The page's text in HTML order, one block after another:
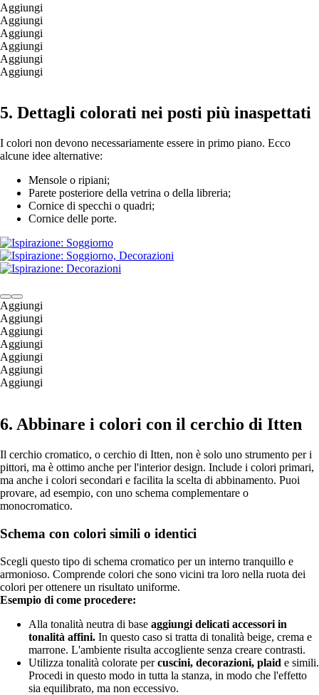
Aggiungi
Aggiungi
Aggiungi
Aggiungi
Aggiungi
Aggiungi
5. Dettagli colorati nei posti più inaspettati
I colori non devono necessariamente essere in primo piano. Ecco
alcune idee alternative:
Mensole o ripiani;
Parete posteriore della vetrina o della libreria;
Cornice di specchi o quadri;
Cornice delle porte.
Aggiungi
Aggiungi
Aggiungi
Aggiungi
Aggiungi
Aggiungi
Aggiungi
6. Abbinare i colori con il cerchio di Itten
Il cerchio cromatico, o cerchio di Itten, non è solo uno strumento per i
pittori, ma è ottimo anche per l'interior design. Include i colori primari,
ma anche i colori secondari e facilita la scelta di abbinamento. Puoi
provare, ad esempio, con uno schema complementare o
monocromatico.
Schema con colori simili o identici
Scegli questo tipo di schema cromatico per un interno tranquillo e
armonioso. Comprende colori che sono vicini tra loro nella ruota dei
colori per ottenere un risultato uniforme.
Esempio di come procedere:
Alla tonalità neutra di base aggiungi delicati accessori in
tonalità affini. In questo caso si tratta di tonalità beige, crema e
marrone. L'ambiente risulta accogliente senza creare contrasti.
Utilizza tonalità colorate percuscini, decorazioni, plaid e simili.
Procedi in questo modo in tutta la stanza, in modo che l'effetto
sia equilibrato, ma non eccessivo.